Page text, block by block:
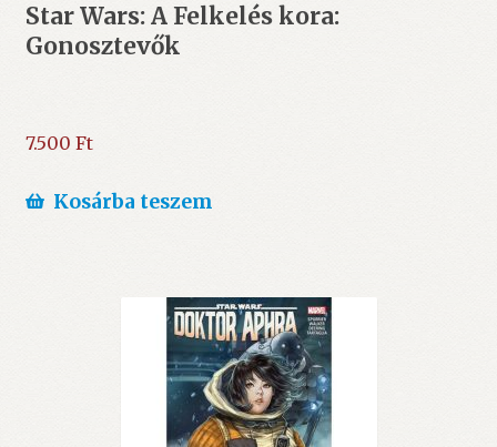
Star Wars: A Felkelés kora:
Gonosztevők
7.500 Ft
Kosárba teszem